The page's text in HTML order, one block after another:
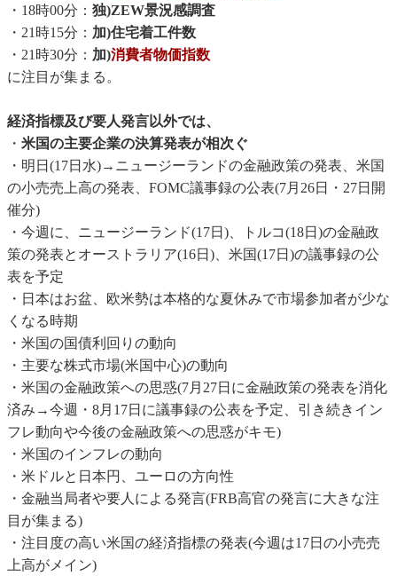
・18時00分： 独)ZEW景況感調査
・21時15分： 加)住宅着工件数
・21時30分： 加)消費者物価指数
に注目が集まる。
経済指標及び要人発言以外では、
・ 米国の主要企業の決算発表が相次ぐ
・明日(17日水)→ニュージーランドの金融政策の発表、米国
の小売売上高の発表、FOMC議事録の公表(7月26日・27日開
催分)
・今週に、ニュージーランド(17日)、トルコ(18日)の金融政
策の発表とオーストラリア(16日)、米国(17日)の議事録の公
表を予定
・日本はお盆、欧米勢は本格的な夏休みで市場参加者が少な
くなる時期
・米国の国債利回りの動向
・主要な株式市場(米国中心)の動向
・米国の金融政策への思惑(7月27日に金融政策の発表を消化
済み→今週・8月17日に議事録の公表を予定、引き続きイン
フレ動向や今後の金融政策への思惑がキモ)
・米国のインフレの動向
・米ドルと日本円、ユーロの方向性
・金融当局者や要人による発言(FRB高官の発言に大きな注
目が集まる)
・注目度の高い米国の経済指標の発表(今週は17日の小売売
上高がメイン)